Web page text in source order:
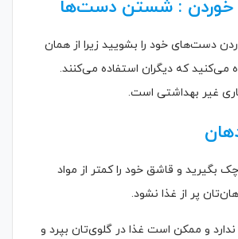
دست‌های خود را بشویید زیرا از همان
می‌کنید که دیگران استفاده می‌کنند.
غیر بهداشتی است.
بگیرید و قاشق خود را کمتر از مواد
پر از غذا نشود.
ندارد و ممکن است غذا در گلوی‌تان بپرد و